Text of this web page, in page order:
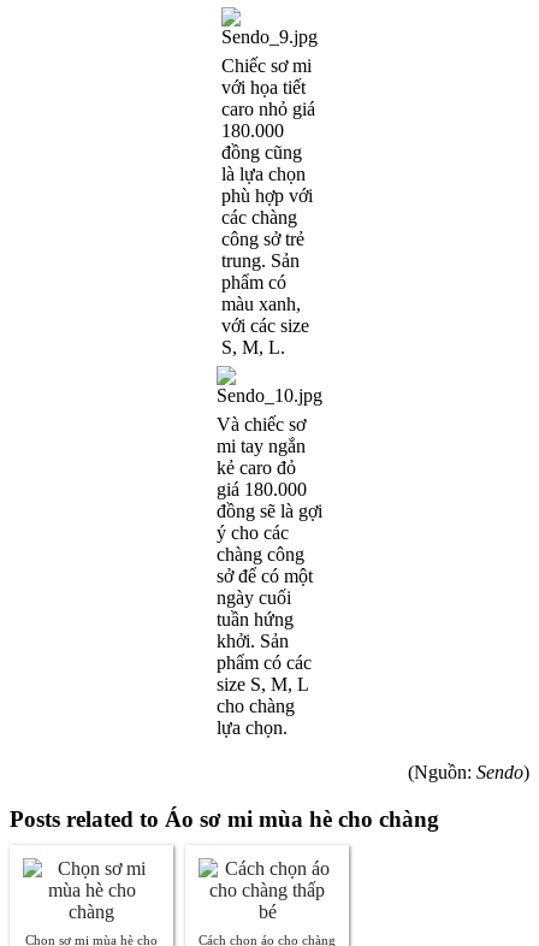
Chiếc sơ mi
với họa tiết
caro nhỏ giá
180.000
đồng cũng
là lựa chọn
phù hợp với
các chàng
công sở trẻ
trung. Sản
phẩm có
màu xanh,
với các size
S, M, L.
Và chiếc sơ
mi tay ngắn
kẻ caro đỏ
giá 180.000
đồng sẽ là gợi
ý cho các
chàng công
sở để có một
ngày cuối
tuần hứng
khởi. Sản
phẩm có các
size S, M, L
cho chàng
lựa chọn.
(Nguồn: Sendo)
Posts related to Áo sơ mi mùa hè cho chàng
Chọn sơ mi mùa hè cho Cách chọn áo cho chàng